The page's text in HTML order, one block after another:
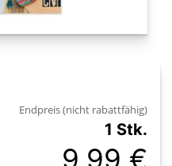
Endpreis (nicht rabattfähig)
1 Stk.
9,99 €